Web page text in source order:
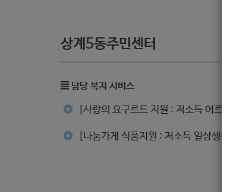
상계5동주민센터
담당 복지 서비스
[사랑의 요구르트 지원 : 저소득 어르
[나눔가게 식품지원 : 저소득 일상생